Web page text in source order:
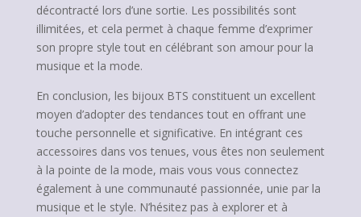
décontracté lors d’une sortie. Les possibilités sont
illimitées, et cela permet à chaque femme d’exprimer
son propre style tout en célébrant son amour pour la
musique et la mode.
En conclusion, les bijoux BTS constituent un excellent
moyen d’adopter des tendances tout en offrant une
touche personnelle et significative. En intégrant ces
accessoires dans vos tenues, vous êtes non seulement
à la pointe de la mode, mais vous vous connectez
également à une communauté passionnée, unie par la
musique et le style. N’hésitez pas à explorer et à